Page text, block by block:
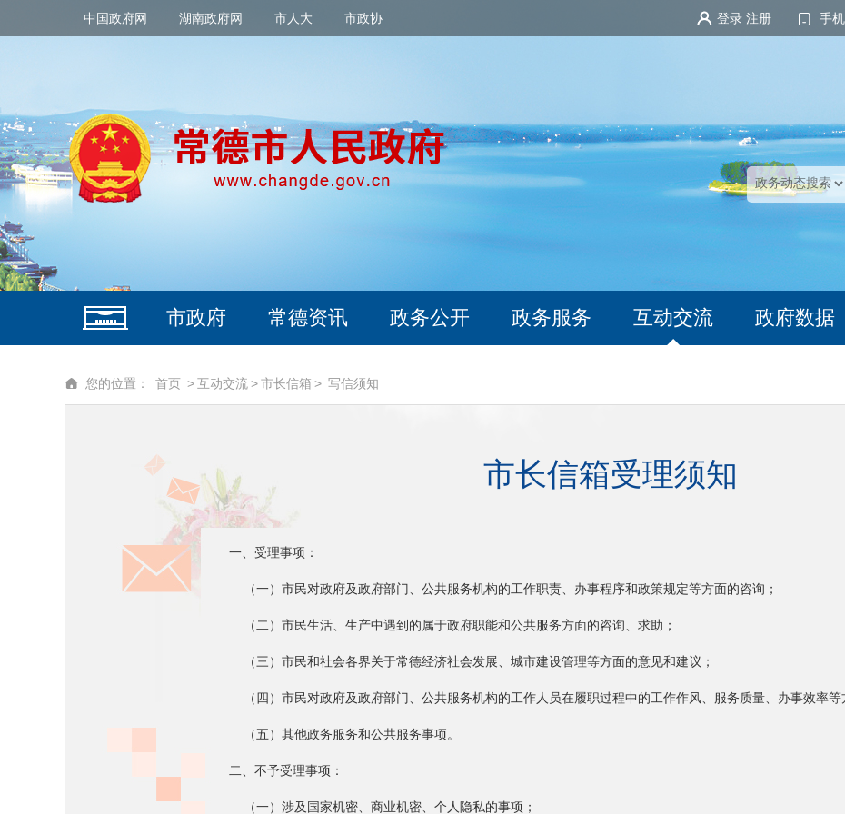
登录 注册 手
中国政府网 湖南政府网 市人大 市政协
市政府 常德资讯 政务公开 政务服务 互动交流 政府数据
您的位置： 首页 >互动交流>市长信箱 > 写信须知
市长信箱受理须知
一、受理事项：
（一）市民对政府及政府部门、公共服务机构的工作职责、办事程序和政策规定等方面的咨询；
（二）市民生活、生产中遇到的属于政府职能和公共服务方面的咨询、求助；
（三）市民和社会各界关于常德经济社会发展、城市建设管理等方面的意见和建议；
（四）市民对政府及政府部门、公共服务机构的工作人员在履职过程中的工作作风、服务质量、办事效率等
（五）其他政务服务和公共服务事项。
二、不予受理事项：
（一）涉及国家机密、商业机密、个人隐私的事项；